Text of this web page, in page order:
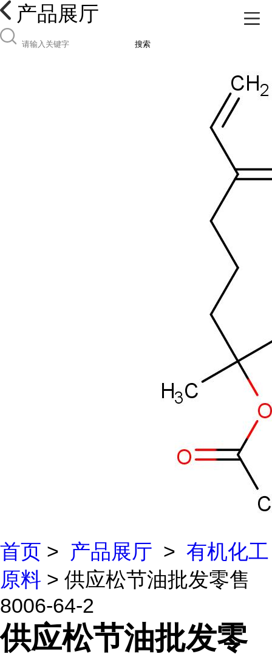
产品展厅
搜索
首页 > 产品展厅 > 有机化工
原料 > 供应松节油批发零售
8006-64-2
供应松节油批发零